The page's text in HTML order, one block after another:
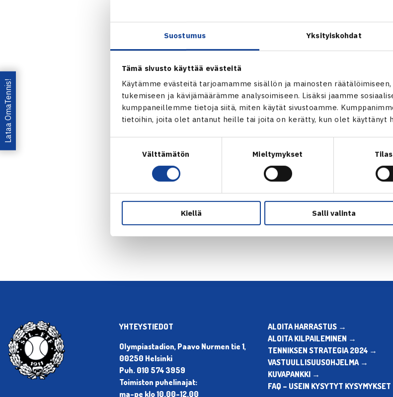
Suostumus Yksityiskohdat
Tämä sivusto käyttää evästeitä
Käytämme evästeitä tarjoamamme sisällön ja mainosten räätälöimiseen,
tukemiseen ja kävijämäärämme analysoimiseen. Lisäksi jaamme
kumppaneillemme tietoja siitä, miten käytät sivustoamme.
tietoihin, joita olet antanut heille tai joita on kerätty, kun olet käyttänyt
Välttämätön Mieltymykset
Kiellä Salli valinta
Jaa:
← Edellinen
Lataa OmaTennis!
YHTEYSTIEDOT
Olympiastadion, Paavo Nurmen tie 1,
00250 Helsinki
Puh. 010 574 3959
Toimiston puhelinajat:
ma-pe klo 10.00-12.00
ALOITA HARRASTUS →
ALOITA KILPAILEMINEN →
TENNIKSEN STRATEGIA 2024 →
VASTUULLISUUSOHJELMA →
KUVAPANKKI →
FAQ – USEIN KYSYTYT KYSYMYKSET